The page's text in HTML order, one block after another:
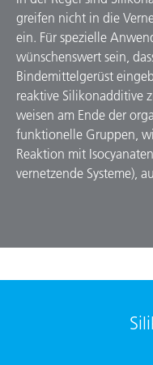
greifen nicht in die
ein. Für spezielle
wünschenswert sein,
Bindemittel­gerüst
reaktive Silikonadditive
weisen am Ende der
funktionelle Gruppen,
Reaktion mit
vernetzende Systeme),